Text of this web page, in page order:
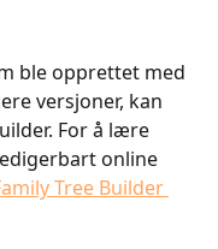
ble opprettet med
versjoner, kan
For å lære
online
Tree Builder